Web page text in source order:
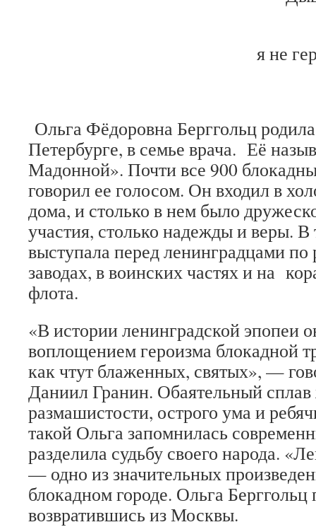
я не
Ольга Фёдоровна Берггольц
Петербурге, в семье врача. Её
Мадонной». Почти все 900
говорил ее голосом. Он входил в
дома, и столько в нем было
участия, столько надежды и веры. В
выступала перед ленинградцами
заводах, в воинских частях и на
флота.
«В истории ленинградской эпопеи
воплощением героизма блокадной
как чтут блаженных, святых», —
Даниил Гранин. Обаятельный
размашистости, острого ума и
такой Ольга запомнилась
разделила судьбу своего народа.
— одно из значительных
блокадном городе. Ольга Берггольц
возвратившись из Москвы.